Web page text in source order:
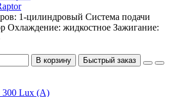
1-цилиндровый Система подачи
Охлаждение: жидкостное Зажигание:
В корзину Быстрый заказ